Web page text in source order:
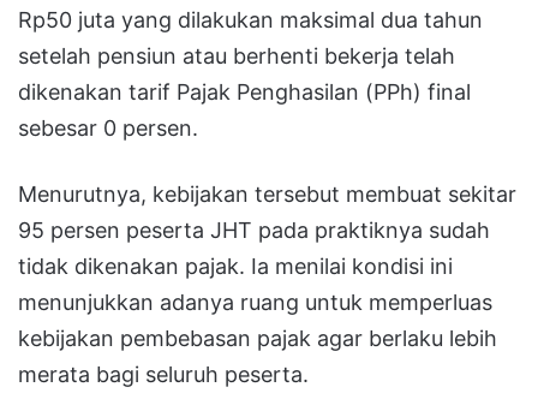
Rp50 juta yang dilakukan maksimal dua tahun
setelah pensiun atau berhenti bekerja telah
dikenakan tarif Pajak Penghasilan (PPh) final
sebesar 0 persen.
Menurutnya, kebijakan tersebut membuat sekitar
95 persen peserta JHT pada praktiknya sudah
tidak dikenakan pajak. Ia menilai kondisi ini
menunjukkan adanya ruang untuk memperluas
kebijakan pembebasan pajak agar berlaku lebih
merata bagi seluruh peserta.